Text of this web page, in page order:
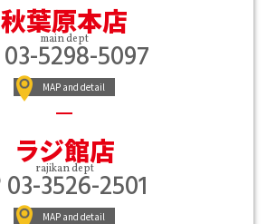
秋葉原本店
main dept
03-5298-5097
MAP and detail
ラジ館店
rajikan dept
03-3526-2501
MAP and detail